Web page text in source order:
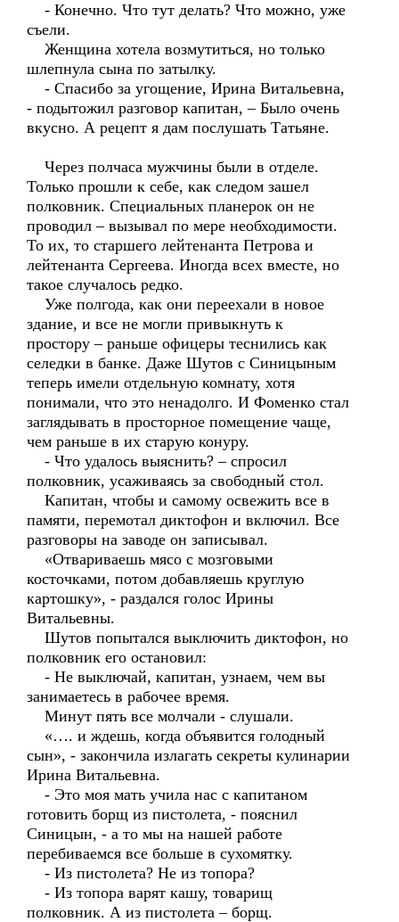
- Конечно. Что тут делать? Что можно, уже
съели.
Женщина хотела возмутиться, но только
шлепнула сына по затылку.
- Спасибо за угощение, Ирина Витальевна,
- подытожил разговор капитан, – Было очень
вкусно. А рецепт я дам послушать Татьяне.
Через полчаса мужчины были в отделе.
Только прошли к себе, как следом зашел
полковник. Специальных планерок он не
проводил – вызывал по мере необходимости.
То их, то старшего лейтенанта Петрова и
лейтенанта Сергеева. Иногда всех вместе, но
такое случалось редко.
Уже полгода, как они переехали в новое
здание, и все не могли привыкнуть к
простору – раньше офицеры теснились как
селедки в банке. Даже Шутов с Синицыным
теперь имели отдельную комнату, хотя
понимали, что это ненадолго. И Фоменко стал
заглядывать в просторное помещение чаще,
чем раньше в их старую конуру.
- Что удалось выяснить? – спросил
полковник, усаживаясь за свободный стол.
Капитан, чтобы и самому освежить все в
памяти, перемотал диктофон и включил. Все
разговоры на заводе он записывал.
«Отвариваешь мясо с мозговыми
косточками, потом добавляешь круглую
картошку», - раздался голос Ирины
Витальевны.
Шутов попытался выключить диктофон, но
полковник его остановил:
- Не выключай, капитан, узнаем, чем вы
занимаетесь в рабочее время.
Минут пять все молчали - слушали.
«…. и ждешь, когда объявится голодный
сын», - закончила излагать секреты кулинарии
Ирина Витальевна.
- Это моя мать учила нас с капитаном
готовить борщ из пистолета, - пояснил
Синицын, - а то мы на нашей работе
перебиваемся все больше в сухомятку.
- Из пистолета? Не из топора?
- Из топора варят кашу, товарищ
полковник. А из пистолета – борщ.